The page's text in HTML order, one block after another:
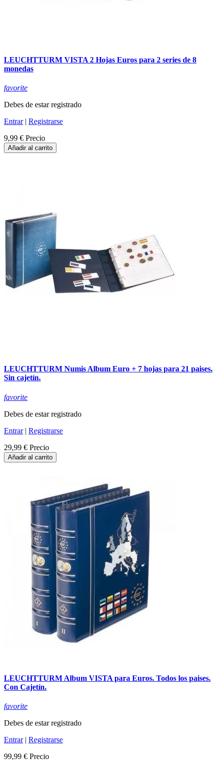
LEUCHTTURM VISTA 2 Hojas Euros para 2 series de 8
monedas
favorite
Debes de estar registrado
Entrar| Registrarse
9,99 € Precio
Añadir al carrito
LEUCHTTURM Numis Album Euro + 7 hojas para 21 paises.
Sin cajetín.
favorite
Debes de estar registrado
Entrar| Registrarse
29,99 € Precio
Añadir al carrito
LEUCHTTURM Album VISTA para Euros. Todos los paises.
Con Cajetín.
favorite
Debes de estar registrado
Entrar| Registrarse
99,99 € Precio